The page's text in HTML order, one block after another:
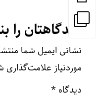
دیدگاهتان را
نشانی ایمیل شما
موردنیاز علامت‌گذاری
دیدگاه *